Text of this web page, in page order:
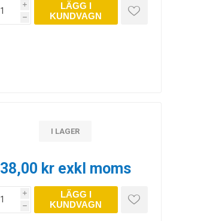
i
h
LÄGG I
KUNDVAGN
I LAGER
38,00 kr exkl moms
i
h
LÄGG I
KUNDVAGN